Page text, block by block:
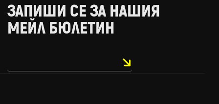
ЗАПИШИ СЕ ЗА НАШИЯ
МЕЙЛ БЮЛЕТИН